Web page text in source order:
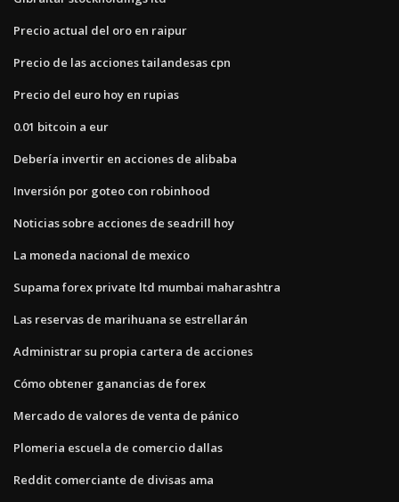
Precio actual del oro en raipur
Precio de las acciones tailandesas cpn
Precio del euro hoy en rupias
0.01 bitcoin a eur
Debería invertir en acciones de alibaba
Inversión por goteo con robinhood
Noticias sobre acciones de seadrill hoy
La moneda nacional de mexico
Supama forex private ltd mumbai maharashtra
Las reservas de marihuana se estrellarán
Administrar su propia cartera de acciones
Cómo obtener ganancias de forex
Mercado de valores de venta de pánico
Plomeria escuela de comercio dallas
Reddit comerciante de divisas ama